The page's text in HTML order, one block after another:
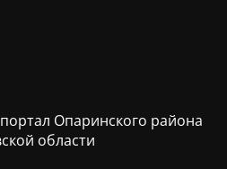
Опаринского района
области